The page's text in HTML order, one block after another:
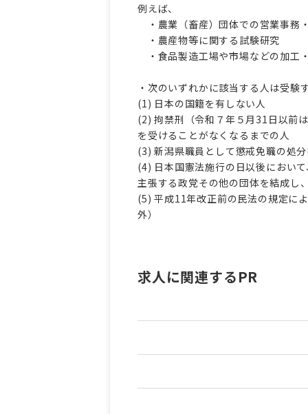
例えば、
・農業（畜産）団体での営業事務
・農産物等に関する試験研究
・食品製造工場や市場などの加
・次のいずれかに該当する人は受験
(1) 日本の国籍を有しない人
(2) 拘禁刑（令和７年５月31日以前
を受けることがなくなるまでの人
(3) 新潟県職員として懲戒免職の処
(4) 日本国憲法施行の日以後におい
主張する政党その他の団体を結成し
(5) 平成11年改正前の民法の規定に
外）
求人に関連するPR